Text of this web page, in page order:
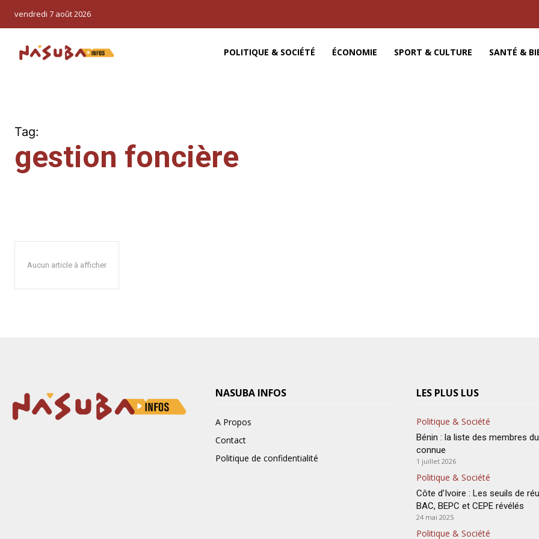
vendredi 7 août 2026
POLITIQUE & SOCIÉTÉ ÉCONOMIE SPORT & CULTURE SANTÉ &
Tag:
gestion foncière
Aucun article à afficher
NASUBA INFOS
A Propos
Contact
Politique de confidentialité
LES PLUS LUS
Politique & Société
Bénin : la liste des membres
connue
1 juillet 2026
Politique & Société
Côte d’Ivoire : Les seuils de
BAC, BEPC et CEPE révélés
24 mai 2025
Politique & Société